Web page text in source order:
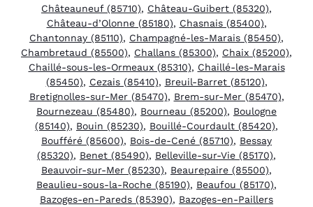
Châteauneuf (85710), Château-Guibert (85320),
Château-d’Olonne (85180), Chasnais (85400),
Chantonnay (85110), Champagné-les-Marais (85450),
Chambretaud (85500), Challans (85300), Chaix (85200),
Chaillé-sous-les-Ormeaux (85310), Chaillé-les-Marais
(85450), Cezais (85410), Breuil-Barret (85120),
Bretignolles-sur-Mer (85470), Brem-sur-Mer (85470),
Bournezeau (85480), Bourneau (85200), Boulogne
(85140), Bouin (85230), Bouillé-Courdault (85420),
Boufféré (85600), Bois-de-Cené (85710), Bessay
(85320), Benet (85490), Belleville-sur-Vie (85170),
Beauvoir-sur-Mer (85230), Beaurepaire (85500),
Beaulieu-sous-la-Roche (85190), Beaufou (85170),
Bazoges-en-Pareds (85390), Bazoges-en-Paillers